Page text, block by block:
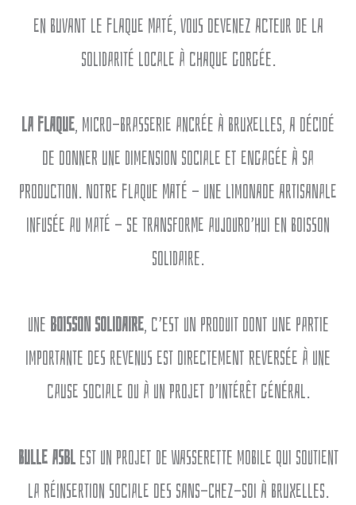
En buvant le Flaque Maté, vous devenez acteur de la
solidarité locale à chaque gorgée.
La Flaque, micro-brasserie ancrée à Bruxelles, a décidé
de donner une dimension sociale et engagée à sa
production. Notre Flaque Maté — une limonade artisanale
infusée au maté — se transforme aujourd’hui en boisson
solidaire.
Une boisson solidaire, c’est un produit dont une partie
importante des revenus est directement reversée à une
cause sociale ou à un projet d’intérêt général.
Bulle ASBLest un projet de wasserette mobile qui soutient
la réinsertion sociale des sans-chez-soi à Bruxelles.